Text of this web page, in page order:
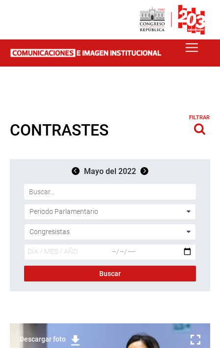
CONTRASTES
FILTRAR
Mayo del 2022
Descargar foto